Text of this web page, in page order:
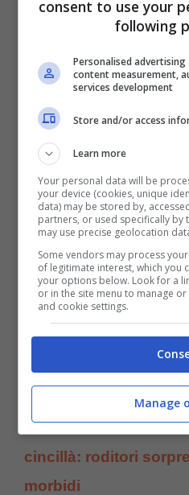
che spesso viene
è proprio
mammifero la sabbia
canarino. Ciò è
siccome ilcincillàama
necessario che la
per i roditori.
Inoltre è necessario
pulire il cincillàcon il
essendo un animale
mammifero lecca il
giornata e il talco
problemi respiratori e
Potrebbe interessarti
cincillà: roditori
morbidi
consent to use your
following
Personalised
content measurement,
services development
Store and/or access
Learn more
Your personal data will be
your device (cookies, unique
data) may be stored by,
partners, or used specifically by
may use precise geolocation
Some vendors may process
of legitimate interest, which you
your options below. Look for a
or in the site menu to manage
and cookie settings.
Manage